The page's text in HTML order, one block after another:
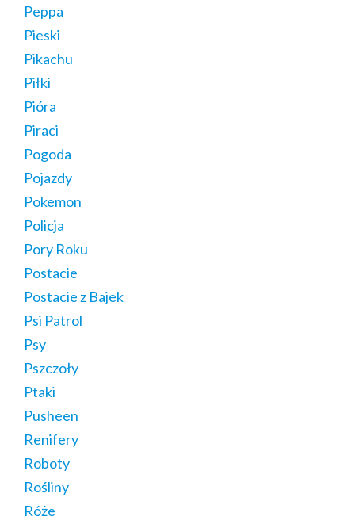
Peppa
Pieski
Pikachu
Piłki
Pióra
Piraci
Pogoda
Pojazdy
Pokemon
Policja
Pory Roku
Postacie
Postacie z Bajek
Psi Patrol
Psy
Pszczoły
Ptaki
Pusheen
Renifery
Roboty
Rośliny
Róże